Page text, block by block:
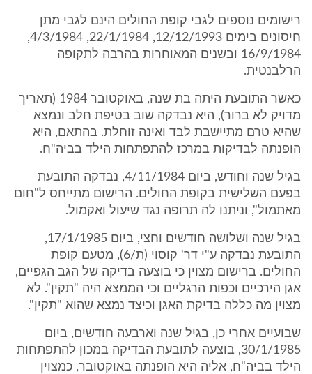
רישומים נוספים לגבי קופת החולים הינם לגבי מתן
חיסונים בימים 12/12/1993, 22/1/1984, 4/3/1984,
16/9/1984 ובשנים המאוחרות בהרבה לתקופה
הרלבנטית.
כאשר התובעת היתה בת שנה, באוקטובר 1984 (תאריך
מדויק לא ברור), היא נבדקה שוב בטיפת חלב ונמצא
שהיא טרם מתיישבת לבד ואינה זוחלת. בהתאם, היא
הופנתה לבדיקות במרכז להתפתחות הילד בביה"ח.
בגיל שנה וחודש, ביום 4/11/1984, נבדקה התובעת
בפעם השלישית בקופת החולים. הרישום מתייחס ל"חום
מאתמול", וניתנו לה תרופה נגד שיעול ואקמול.
בגיל שנה ושלושה חודשים וחצי, ביום 17/1/1985,
התובעת נבדקה ע"י דר' קוסוי (ת/6), מטעם קופת
החולים. ברישום מצוין כי בוצעה בדיקה של הגב הגפיים,
אגן הירכיים וכפות הרגליים וכי הממצא היה "תקין". לא
מצוין מה כללה בדיקת האגן וכיצד נמצא שהוא "תקין".
שבועיים אחרי כן, בגיל שנה וארבעה חודשים, ביום
30/1/1985, בוצעה לתובעת הבדיקה במכון להתפתחות
הילד בביה"ח, אליה היא הופנתה באוקטובר, כמצוין